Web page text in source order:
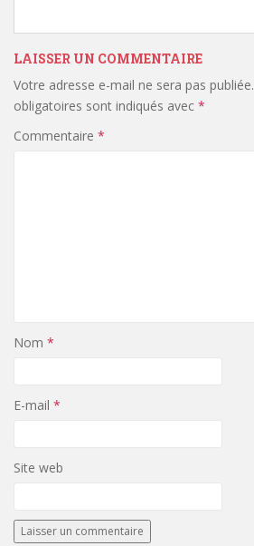
LAISSER UN COMMENTAIRE
Votre adresse e-mail ne sera pas publiée.
obligatoires sont indiqués avec *
Commentaire *
Nom *
E-mail *
Site web